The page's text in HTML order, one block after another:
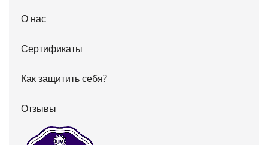
О нас
Сертификаты
Как защитить себя?
Отзывы